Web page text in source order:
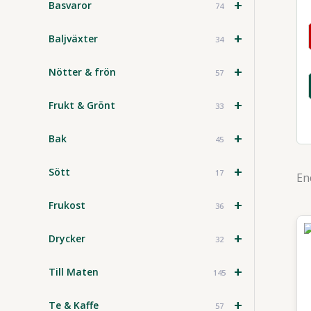
+
Basvaror 74
+
Baljväxter 34
+
Nötter & frön 57
+
Frukt & Grönt 33
+
Bak 45
+
Sött 17
+
Frukost 36
+
Drycker 32
+
Till Maten 145
+
Te & Kaffe 57